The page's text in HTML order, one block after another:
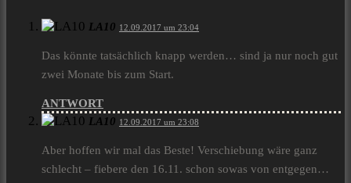
LA10 12.09.2017 um 23:04
Das könnte tatsächlich knapp werden… sind ja nur noch gut
zwei Monate bis zum Start.
ANTWORT
LA10 12.09.2017 um 23:08
Aber hoffen wir mal das Beste! Verschiebung wäre ganz
schlecht – fiebere den 16.11. schon sowas von entgegen…